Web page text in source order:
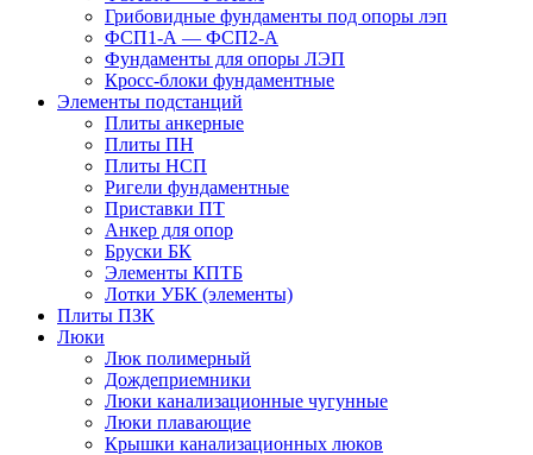
Грибовидные фундаменты под опоры лэп
ФСП1-А — ФСП2-А
Фундаменты для опоры ЛЭП
Кросс-блоки фундаментные
Элементы подстанций
Плиты анкерные
Плиты ПН
Плиты НСП
Ригели фундаментные
Приставки ПТ
Анкер для опор
Бруски БК
Элементы КПТБ
Лотки УБК (элементы)
Плиты ПЗК
Люки
Люк полимерный
Дождеприемники
Люки канализационные чугунные
Люки плавающие
Крышки канализационных люков